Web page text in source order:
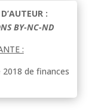
:
BY-NC-ND
:
2018 de finances